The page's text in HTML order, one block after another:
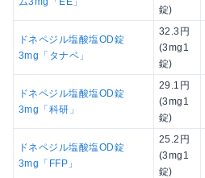
錠)
ドネペジル塩酸塩OD錠
3mg「タナベ」
32.3円
(3mg1
錠)
ドネペジル塩酸塩OD錠
3mg「科研」
29.1円
(3mg1
錠)
ドネペジル塩酸塩OD錠
3mg「FFP」
25.2円
(3mg1
錠)